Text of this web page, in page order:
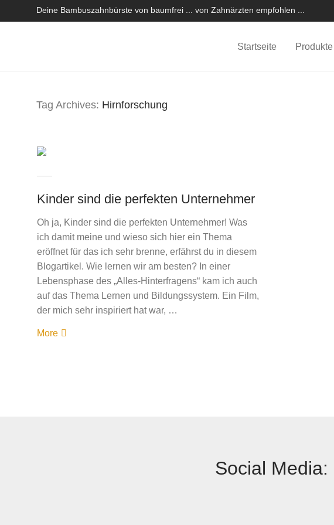
Deine Bambuszahnbürste von baumfrei ... von Zahnärzten empfohlen ...
Startseite Produkte
Tag Archives: Hirnforschung
Kinder sind die perfekten Unternehmer
Oh ja, Kinder sind die perfekten Unternehmer! Was
ich damit meine und wieso sich hier ein Thema
eröffnet für das ich sehr brenne, erfährst du in diesem
Blogartikel. Wie lernen wir am besten? In einer
Lebensphase des „Alles-Hinterfragens“ kam ich auch
auf das Thema Lernen und Bildungssystem. Ein Film,
der mich sehr inspiriert hat war, …
More
Social Media: